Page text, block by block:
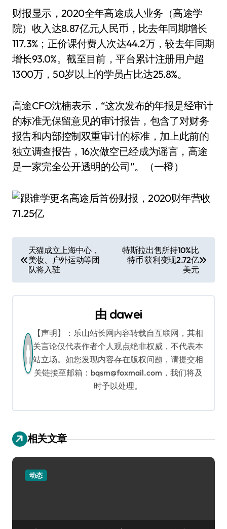
财报显示，2020全年高途成人业务（高途学
院）收入达8.87亿元人民币，比去年同期增长
117.3%；正价课付费人次达44.2万，较去年同期
增长93.0%。截至目前，平台累计注册用户超
1300万，50岁以上的学员占比达25.8%。
高途CFO沈楠表示，“这次发布的年报是经审计
的标准无保留意见的审计报告，包含了对财务
报告和内部控制双重审计的标准，加上此前的
独立调查报告，16次做空已经成为谣言，高途
是一家完全公开透明的公司”。（一橙）
章
导
天猫成立上海中心，
美妆、户外运动等团
队将入驻
特斯拉出售所持10%比
特币 获利变现2.72亿
美元
由 dawei
【声明】：乐山站长网内容转载自互联网，其相
关言论仅代表作者个人观点绝非权威，不代表本
站立场。如您发现内容存在版权问题，请提交相
关链接至邮箱：bqsm@foxmail.com，我们将及
时予以处理。
相关文章
动态